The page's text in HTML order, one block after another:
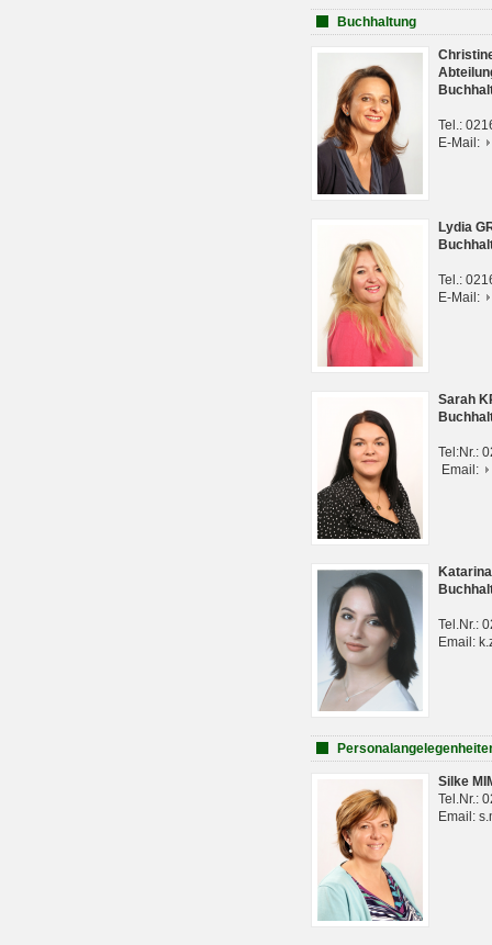
Buchhaltung
Tel.:
E-Mail:
Lydia
Tel.:
E-Mail:
Sarah
Tel:Nr.:
Email:
Tel.Nr.:
Email:
Silke
Tel.Nr.:
Email: